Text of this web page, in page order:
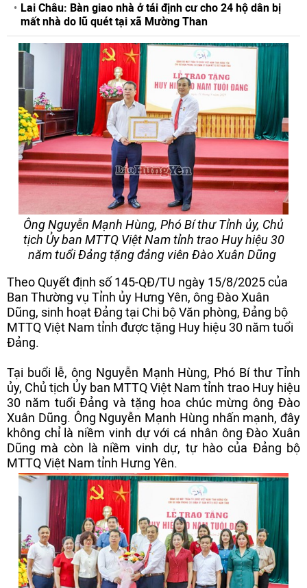
Lai Châu: Bàn giao nhà ở tái định cư cho 24 hộ dân bị
mất nhà do lũ quét tại xã Mường Than
Ông Nguyễn Mạnh Hùng, Phó Bí thư Tỉnh ủy, Chủ
tịch Ủy ban MTTQ Việt Nam tỉnh trao Huy hiệu 30
năm tuổi Đảng tặng đảng viên Đào Xuân Dũng
Theo Quyết định số 145-QĐ/TU ngày 15/8/2025 của
Ban Thường vụ Tỉnh ủy Hưng Yên, ông Đào Xuân
Dũng, sinh hoạt Đảng tại Chi bộ Văn phòng, Đảng bộ
MTTQ Việt Nam tỉnh được tặng Huy hiệu 30 năm tuổi
Đảng.
Tại buổi lễ, ông Nguyễn Mạnh Hùng, Phó Bí thư Tỉnh
ủy, Chủ tịch Ủy ban MTTQ Việt Nam tỉnh trao Huy hiệu
30 năm tuổi Đảng và tặng hoa chúc mừng ông Đào
Xuân Dũng. Ông Nguyễn Mạnh Hùng nhấn mạnh, đây
không chỉ là niềm vinh dự với cá nhân ông Đào Xuân
Dũng mà còn là niềm vinh dự, tự hào của Đảng bộ
MTTQ Việt Nam tỉnh Hưng Yên.